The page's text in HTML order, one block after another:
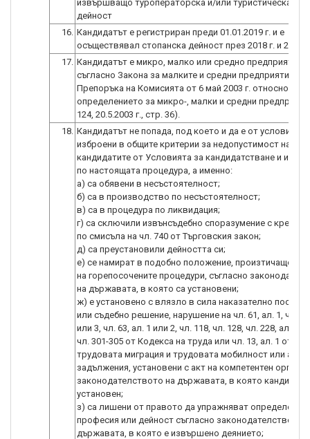
извършващо туроператорска и/или туристическа
дейност
16. Кандидатът е регистриран преди 01.01.2019 г. и е
осъществявал стопанска дейност през 2018 г. и 2019 г.
17. Кандидатът е микро, малко или средно предприятие
съгласно Закона за малките и средни предприятия и
Препоръка на Комисията от 6 май 2003 г. относно
определението за микро-, малки и средни
124, 20.5.2003 г., стр. 36).
18. Кандидатът не попада, под което и да е от условията,
изброени в общите критерии за недопустимост на
кандидатите от Условията за кандидатстване и
по настоящата процедура, а именно:
a) са обявени в несъстоятелност;
б) са в производство по несъстоятелност;
в) са в процедура по ликвидация;
г) са сключили извънсъдебно споразумение с
по смисъла на чл. 740 от Търговския закон;
д) са преустановили дейността си;
е) се намират в подобно положение, произтичащо от
на горепосочените процедури, съгласно
на държавата, в която са установени;
ж) е установено с влязло в сила наказателно
или съдебно решение, нарушение на чл. 61, ал. 1, чл.
или 3, чл. 63, ал. 1 или 2, чл. 118, чл. 128, чл. 228, ал. 3,
чл. 301-305 от Кодекса на труда или чл. 13, ал. 1 от
трудовата миграция и трудовата мобилност или
задължения, установени с акт на компетентен орган,
законодателството на държавата, в която
установен;
з) са лишени от правото да упражняват определена
професия или дейност съгласно законодателството
държавата, в която е извършено деянието;